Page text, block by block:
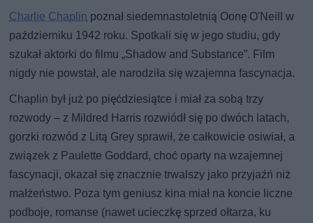
Charlie Chaplin poznał siedemnastoletnią Oonę O'Neill w
październiku 1942 roku. Spotkali się w jego studiu, gdy
szukał aktorki do filmu „Shadow and Substance”. Film
nigdy nie powstał, ale narodziła się wzajemna fascynacja.
Chaplin był już po pięćdziesiątce i miał za sobą trzy
rozwody – z Mildred Harris rozwiódł się po dwóch latach,
gorzki rozwód z Litą Grey sprawił, że całkowicie osiwiał, a
związek z Paulette Goddard, choć oparty na wzajemnej
fascynacji, okazał się znacznie trwalszy jako przyjaźń niż
małżeństwo. Poza tym geniusz kina miał na koncie liczne
podboje, romanse (nawet ucieczkę sprzed ołtarza, ku